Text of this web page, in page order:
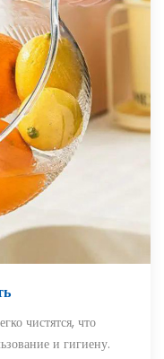
чистятся, что
и гигиену.